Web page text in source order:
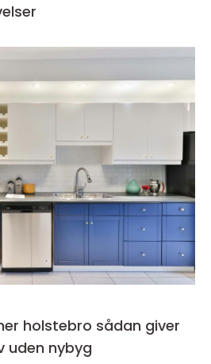
sådan giver
uden nybyg